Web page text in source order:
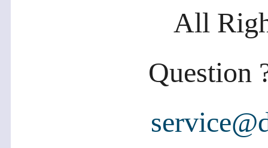
All
Question